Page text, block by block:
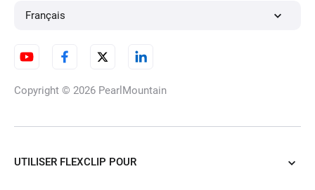
IA
Français
Copyright © 2026 PearlMountain
UTILISER FLEXCLIP POUR